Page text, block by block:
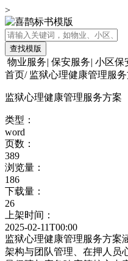
>
查找模版
物业服务| 保安服务| 小区保
首页/ 监狱心理健康管理服
监狱心理健康管理服务方案
类型：
word
页数：
389
浏览量：
186
下载量：
26
上架时间：
2025-02-11T00:00
监狱心理健康管理服务方案
架构与团队管理、在押人员